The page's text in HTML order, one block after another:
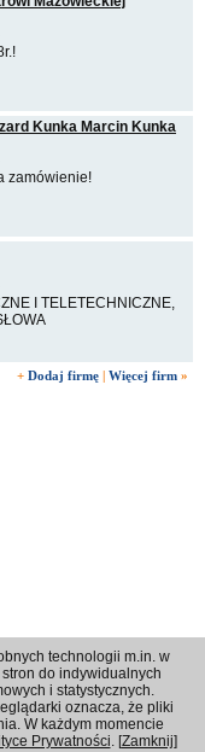
Kunka Marcin Kunka
zamówienie!
I TELETECHNICZNE,
+ Dodaj firmę Więcej firm »
|Kontakt
prawa zastrzeżone
technologii m.in. w
do indywidualnych
i statystycznych.
oznacza, że pliki
W każdym momencie
Prywatności. [Zamknij]